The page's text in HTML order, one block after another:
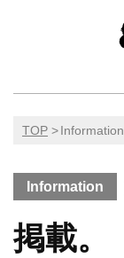
TOP Information
Information
掲載。